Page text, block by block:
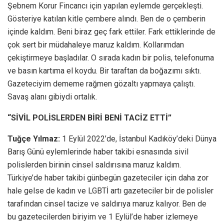
Şebnem Korur Fincancı için yapılan eylemde gerçekleşti.
Gösteriye katılan kitle çembere alındı. Ben de o çemberin
içinde kaldım. Beni biraz geç fark ettiler. Fark ettiklerinde de
çok sert bir müdahaleye maruz kaldım. Kollarımdan
çekiştirmeye başladılar. O sırada kadın bir polis, telefonuma
ve basın kartıma el koydu. Bir taraftan da boğazımı sıktı.
Gazeteciyim dememe rağmen gözaltı yapmaya çalıştı.
Savaş alanı gibiydi ortalık.
“SİVİL POLİSLERDEN BİRİ BENİ TACİZ ETTİ”
Tuğçe Yılmaz: 1 Eylül 2022’de, İstanbul Kadıköy’deki Dünya
Barış Günü eylemlerinde haber takibi esnasında sivil
polislerden birinin cinsel saldırısına maruz kaldım.
Türkiye’de haber takibi günbegün gazeteciler için daha zor
hale gelse de kadın ve LGBTİ artı gazeteciler bir de polisler
tarafından cinsel tacize ve saldırıya maruz kalıyor. Ben de
bu gazetecilerden biriyim ve 1 Eylül’de haber izlemeye